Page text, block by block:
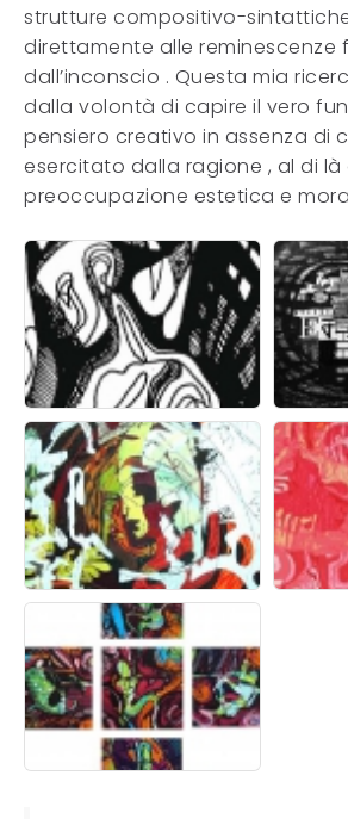
strutture compositivo-
direttamente alle reminescenze
dall’inconscio . Questa mia
dalla volontà di capire il vero
pensiero creativo in assenza di
esercitato dalla ragione , al di là
preoccupazione estetica e